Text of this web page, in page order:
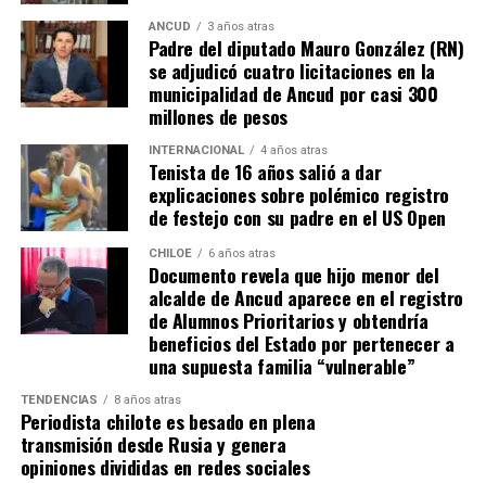
ANCUD 3 años atras
Padre del diputado Mauro González (RN)
se adjudicó cuatro licitaciones en la
municipalidad de Ancud por casi 300
millones de pesos
INTERNACIONAL 4 años atras
Tenista de 16 años salió a dar
explicaciones sobre polémico registro
de festejo con su padre en el US Open
CHILOE 6 años atras
Documento revela que hijo menor del
alcalde de Ancud aparece en el registro
de Alumnos Prioritarios y obtendría
beneficios del Estado por pertenecer a
una supuesta familia “vulnerable”
TENDENCIAS 8 años atras
Periodista chilote es besado en plena
transmisión desde Rusia y genera
opiniones divididas en redes sociales